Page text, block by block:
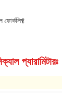
ফোর্কলিফ্ট
প্যারামিটারঃ